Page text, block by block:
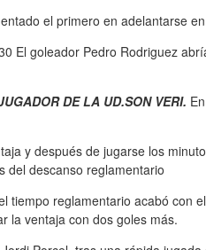
el primero en adelantarse
El goleador Pedro Rodriguez
DE LA UD.SON VERI.
y después de jugarse los
del descanso reglamentario
tiempo reglamentario acabó con
la ventaja con dos goles más.